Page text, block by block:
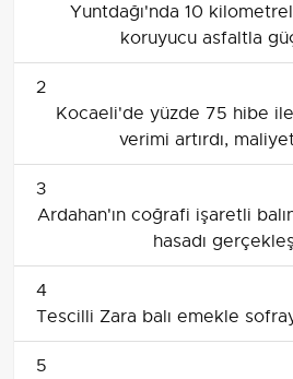
Yuntdağı'nda 10
koruyucu asfaltla
2
Kocaeli'de yüzde 75 hibe
verimi artırdı,
3
Ardahan'ın coğrafi işaretli
hasadı
4
Tescilli Zara balı emekle
5